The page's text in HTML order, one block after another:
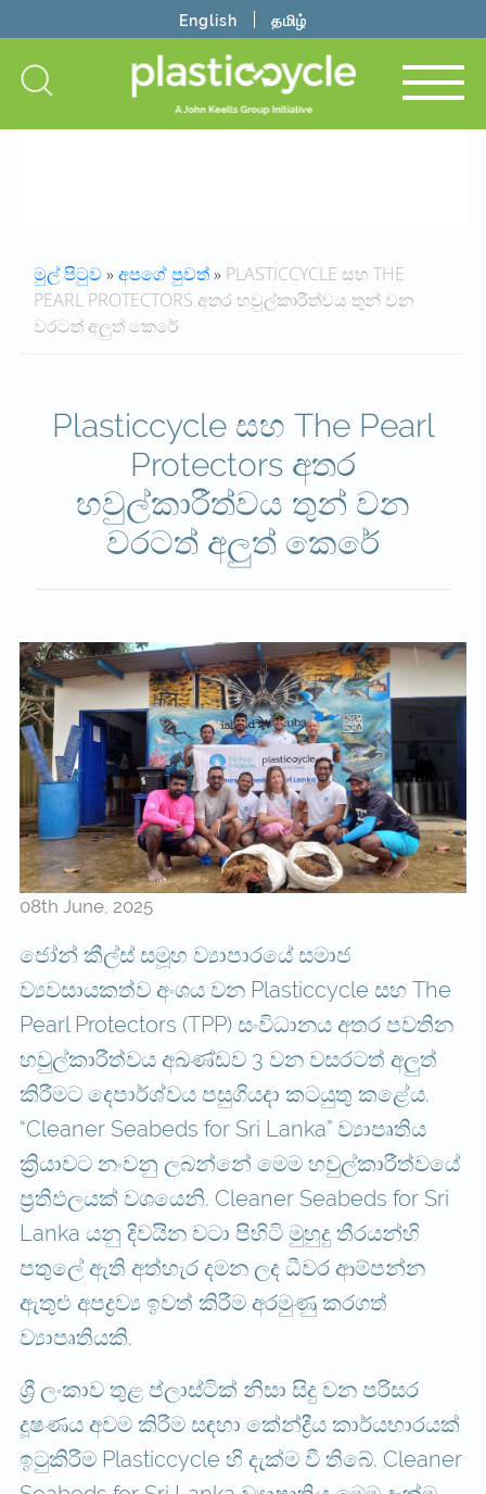
English தமிழ்
මුල් පිටුව » අපගේ පුවත්» PLASTICCYCLE සහ THE
PEARL PROTECTORS අතර හවුල්කාරීත්වය තුන් වන
වරටත් අලුත් කෙරේ
Plasticcycle සහ The Pearl
Protectors අතර
හවුල්කාරීත්වය තුන් වන
වරටත් අලුත් කෙරේ
08th June, 2025
ජෝන් කීල්ස් සමූහ ව්‍යාපාරයේ සමාජ
ව්‍යවසායකත්ව අංශය වන Plasticcycle සහ The
Pearl Protectors (TPP) සංවිධානය අතර පවතින
හවුල්කාරීත්වය අඛණ්ඩව 3 වන වසරටත් අලුත්
කිරීමට දෙපාර්ශ්වය පසුගියදා කටයුතු කළේය.
“Cleaner Seabeds for Sri Lanka” ව්‍යාපෘතිය
ක්‍රියාවට නංවනු ලබන්නේ මෙම හවුල්කාරීත්වයේ
ප්‍රතිඵලයක් වශයෙනි. Cleaner Seabeds for Sri
Lanka යනු දිවයින වටා පිහිටි මුහුදු තීරයන්හි
පතුලේ ඇති අත්හැර දමන ලද ධීවර ආම්පන්න
ඇතුළු අපද්‍රව්‍ය ඉවත් කිරීම අරමුණු කරගත්
ව්‍යාපෘතියකි.
ශ්‍රී ලංකාව තුළ ප්ලාස්ටික් නිසා සිදු වන පරිසර
දූෂණය අවම කිරීම සඳහා කේන්ද්‍රීය කාර්යභාරයක්
ඉටුකිරීම Plasticcycle හි දැක්ම වී තිබේ. Cleaner